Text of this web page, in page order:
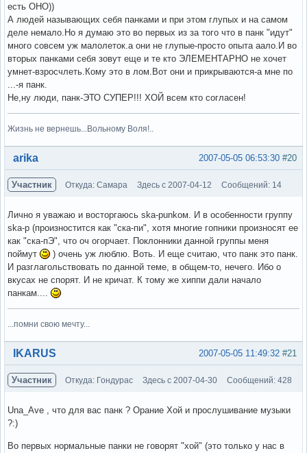
есть ОНО))
А людей называющих себя панками и при этом глупых и на самом
деле немало.Но я думаю это во первых из за того что в панк "идут"
много совсем уж малолеток.а они не глупые-просто опыта аало.И во
вторых панками себя зовут еще и те кто ЭЛЕМЕНТАРНО не хочет
умнет-взросчлеть.Кому это в лом.Вот они и прикрываются-а мне по
...-я панк.
Не,ну люди, панк-ЭТО СУПЕР!!! ХОЙ всем кто согласен!
Жизнь не вернешь...Вольному Воля!..
Вне форума #20
2007-05-05 06:53:30
arika
Участник Откуда: Самара Здесь с 2007-04-12 Сообщений: 14
Лично я уважаю и восторгаюсь ska-punkом. И в особенности группу
ska-p (произностится как "ска-пи", хотя многие гопники произносят ее
как "ска-пЭ", что оч огорчает. Поклонники данной группы меня
поймут
) очень уж люблю. Воть. И еще считаю, что панк это панк.
И разглагольствовать по данной теме, в общем-то, нечего. Ибо о
вкусах не спорят. И не кричат. К тому же хиппи дали начало
панкам....
...помни свою мечту...
Вне форума #21
2007-05-05 11:49:32
IKARUS
Участник Откуда: Гондурас Здесь с 2007-04-30 Сообщений: 428
Una_Ave , что для вас панк ? Орание Хой и прослушивание музыки
?:)
Во первых нормальные панки не говорят "хой" (это только у нас в